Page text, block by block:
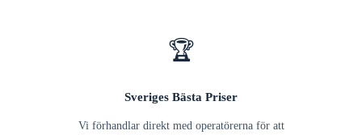
🏆
Sveriges Bästa Priser
Vi förhandlar direkt med operatörerna för att